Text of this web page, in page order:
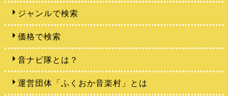
ジャンルで検索
価格で検索
音ナビ隊とは？
運営団体「ふくおか音楽村」とは